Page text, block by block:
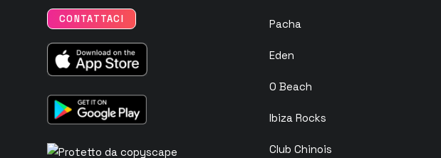
CONTATTACI Pacha
Eden
O Beach
Ibiza Rocks
Club Chinois